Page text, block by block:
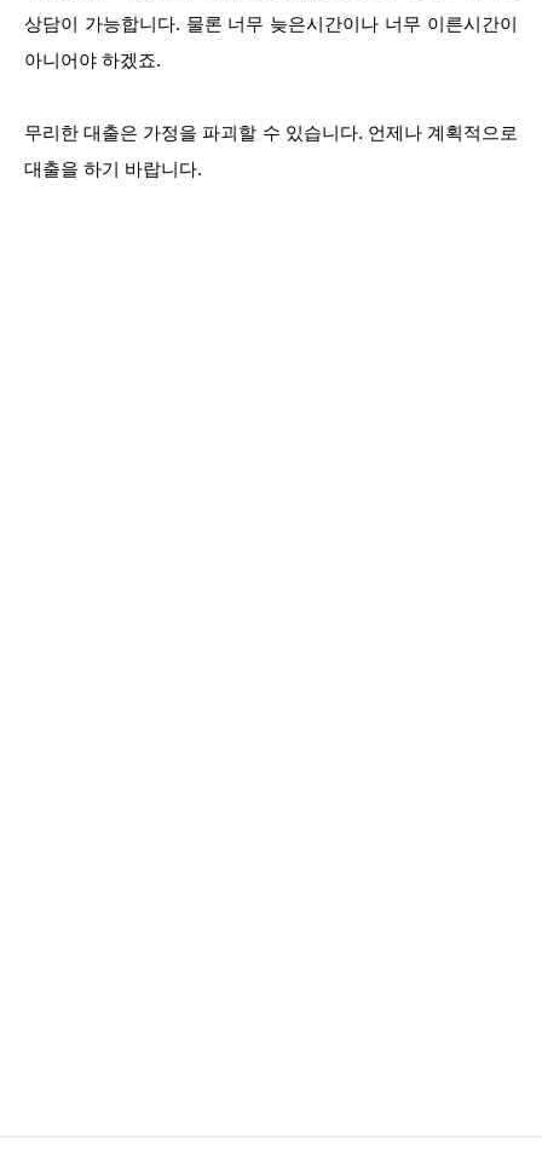
상담이 가능합니다. 물론 너무 늦은시간이나 너무 이른시간이
아니어야 하겠죠.
무리한 대출은 가정을 파괴할 수 있습니다. 언제나 계획적으로
대출을 하기 바랍니다.